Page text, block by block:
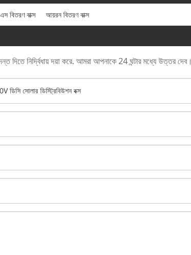
বিতরণ বাক্স আয়রন বিতরণ বাক্স
দিতে নির্দ্বিধায় দয়া করে. আমরা আপনাকে 24 ঘন্টার মধ্যে উত্তর দেব।